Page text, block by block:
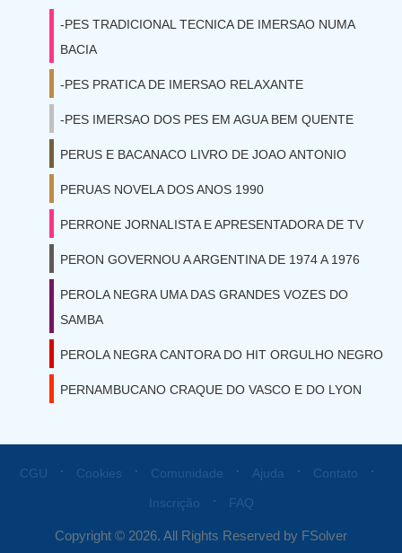
-PES TRADICIONAL TECNICA DE IMERSAO NUMA
BACIA
-PES PRATICA DE IMERSAO RELAXANTE
-PES IMERSAO DOS PES EM AGUA BEM QUENTE
PERUS E BACANACO LIVRO DE JOAO ANTONIO
PERUAS NOVELA DOS ANOS 1990
PERRONE JORNALISTA E APRESENTADORA DE TV
PERON GOVERNOU A ARGENTINA DE 1974 A 1976
PEROLA NEGRA UMA DAS GRANDES VOZES DO
SAMBA
PEROLA NEGRA CANTORA DO HIT ORGULHO NEGRO
PERNAMBUCANO CRAQUE DO VASCO E DO LYON
CGU ⋅ Cookies ⋅ Comunidade ⋅ Ajuda ⋅ Contato ⋅
Inscrição ⋅ FAQ
Copyright © 2026. All Rights Reserved by FSolver